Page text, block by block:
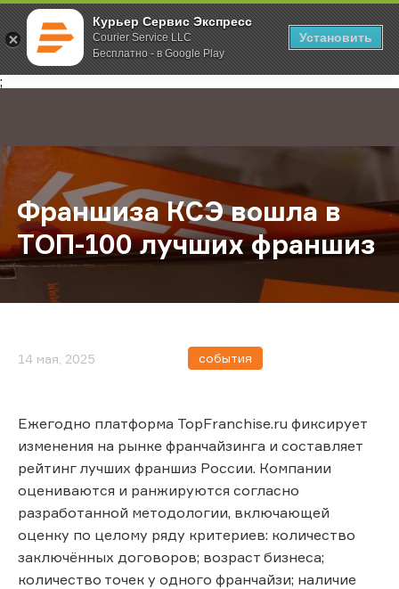
Курьер Сервис Экспресс
Courier Service LLC
Бесплатно - в Google Play
Установить
;
Главная О компании Новости Франшиза КСЭ вошла в ТОП-100
Франшиза КСЭ вошла в
ТОП-100 лучших франшиз
14 мая, 2025 события
Ежегодно платформа TopFranchise.ru фиксирует
изменения на рынке франчайзинга и составляет
рейтинг лучших франшиз России. Компании
оцениваются и ранжируются согласно
разработанной методологии, включающей
оценку по целому ряду критериев: количество
заключённых договоров; возраст бизнеса;
количество точек у одного франчайзи; наличие